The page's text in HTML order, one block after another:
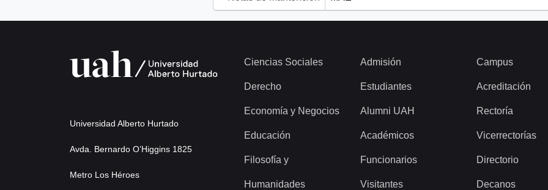
Universidad Alberto Hurtado
Avda. Bernardo O’Higgins 1825
Metro Los Héroes
Ciencias Sociales
Derecho
Economía y Negocios
Educación
Filosofía y
Humanidades
Admisión
Estudiantes
Alumni UAH
Académicos
Funcionarios
Visitantes
Campus
Acreditación
Rectoría
Vicerrectorías
Directorio
Decanos